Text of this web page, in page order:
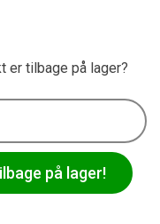
er tilbage på lager?
på lager!